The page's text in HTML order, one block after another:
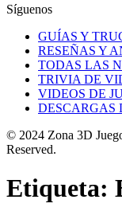
Síguenos
GUÍAS Y
RESEÑAS Y
TODAS LAS
TRIVIA DE
VIDEOS DE
DESCARGAS
© 2024 Zona 3D
Reserved.
Etiqueta: